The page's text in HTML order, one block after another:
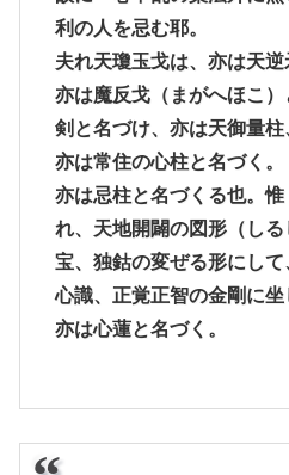
利の人を忌む耶。
夫れ天瓊玉戈は、亦は天逆
亦は魔反戈（まがへほこ
剣と名づけ、亦は天御量柱
亦は常住の心柱と名づく。
亦は忌柱と名づくる也。
れ、天地開闢の図形（し
宝、独鈷の変ぜる形にし
心識、正覚正智の金剛に坐
亦は心蓮と名づく。